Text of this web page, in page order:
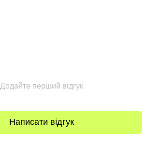
Додайте перший відгук
Написати відгук